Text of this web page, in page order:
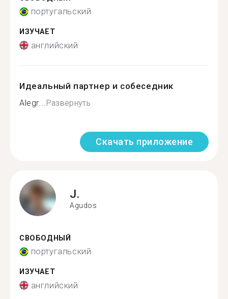
португальский
ИЗУЧАЕТ
английский
Идеальный партнер и собеседник
Alegr... Развернуть
Скачать приложение
J.
Agudos
СВОБОДНЫЙ
португальский
ИЗУЧАЕТ
английский